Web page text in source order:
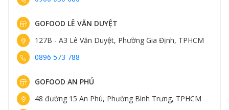
GOFOOD LÊ VĂN DUYỆT
127B - A3 Lê Văn Duyệt, Phường Gia Định, TPHCM
0896 573 788
GOFOOD AN PHÚ
48 đường 15 An Phú, Phường Bình Trưng, TPHCM